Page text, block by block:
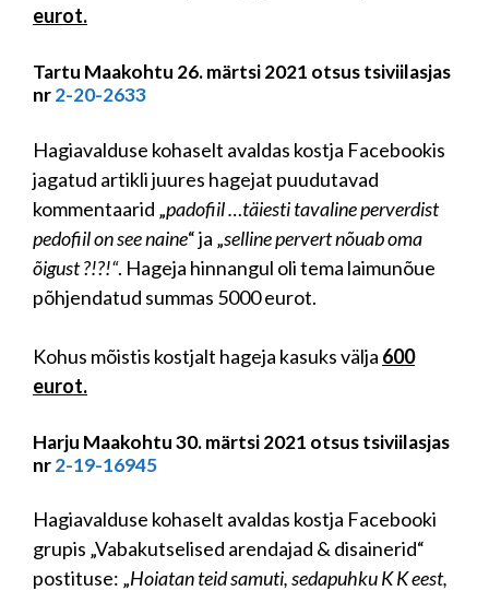
eurot.
Tartu Maakohtu 26. märtsi 2021 otsus tsiviilasjas
nr2-20-2633
Hagiavalduse kohaselt avaldas kostja Facebookis
jagatud artikli juures hagejat puudutavad
kommentaarid „padofiil …täiesti tavaline perverdist
pedofiil on see naine“ ja „selline pervert nõuab oma
õigust ?!?!“. Hageja hinnangul oli tema laimunõue
põhjendatud summas 5000 eurot.
Kohus mõistis kostjalt hageja kasuks välja 600
eurot.
Harju Maakohtu 30. märtsi 2021 otsus tsiviilasjas
nr2-19-16945
Hagiavalduse kohaselt avaldas kostja Facebooki
grupis „Vabakutselised arendajad & disainerid“
postituse: „Hoiatan teid samuti, sedapuhku K K eest,